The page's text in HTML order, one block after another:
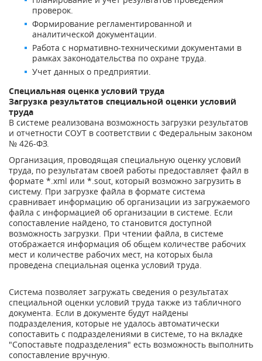
проверок.
Формирование регламентированной и
аналитической документации.
Работа с нормативно-техническими документами в
рамках законодательства по охране труда.
Учет данных о предприятии.
Специальная оценка условий труда
Загрузка результатов специальной оценки условий
труда
В системе реализована возможность загрузки результатов
и отчетности СОУТ в соответствии с Федеральным законом
№ 426-ФЗ.
Организация, проводящая специальную оценку условий
труда, по результатам своей работы предоставляет файл в
формате *.xml или *.sout, который возможно загрузить в
систему. При загрузке файла в формате система
сравнивает информацию об организации из загружаемого
файла с информацией об организации в системе. Если
сопоставление найдено, то становится доступной
возможность загрузки. При чтении файла, в системе
отображается информация об общем количестве рабочих
мест и количестве рабочих мест, на которых была
проведена специальная оценка условий труда.
Система позволяет загружать сведения о результатах
специальной оценки условий труда также из табличного
документа. Если в документе будут найдены
подразделения, которые не удалось автоматически
сопоставить с подразделениями в системе, то на вкладке
"Сопоставьте подразделения" есть возможность выполнить
сопоставление вручную.